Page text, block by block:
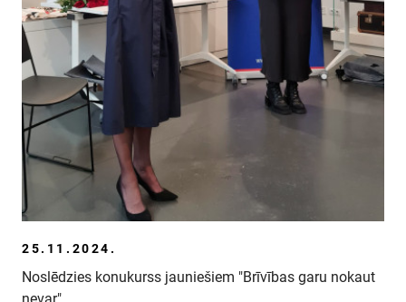
25.11.2024.
Noslēdzies konukurss jauniešiem "Brīvības garu nokaut